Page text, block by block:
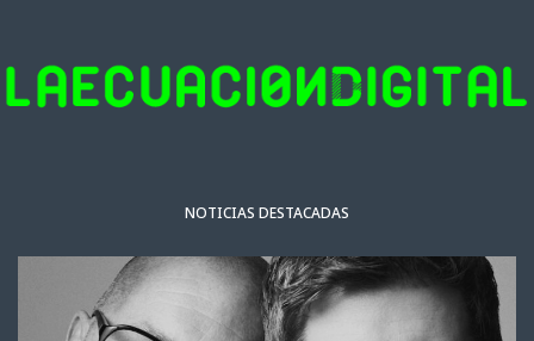
NOTICIAS DESTACADAS